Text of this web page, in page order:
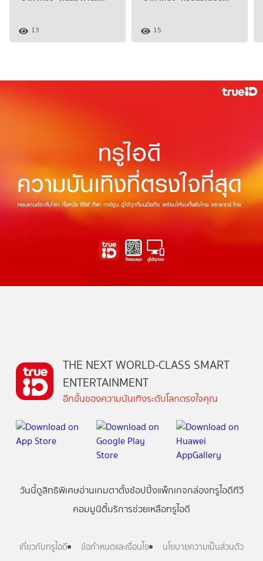
13 15
THE NEXT WORLD-CLASS SMART
ENTERTAINMENT
อีกขั้นของความบันเทิงระดับโลกตรงใจคุณ
วันนี้ดูสิทธิพิเศษอ่านเกมตาตั้งช้อปปิ้งแพ็กเกจกล่องทรูไอดีทีวี
คอมมูนิตี้บริการช่วยเหลือทรูไอดี
เกี่ยวกับทรูไอดี ข้อกำหนดและเงื่อนไข
นโยบายความเป็นส่วนตัว